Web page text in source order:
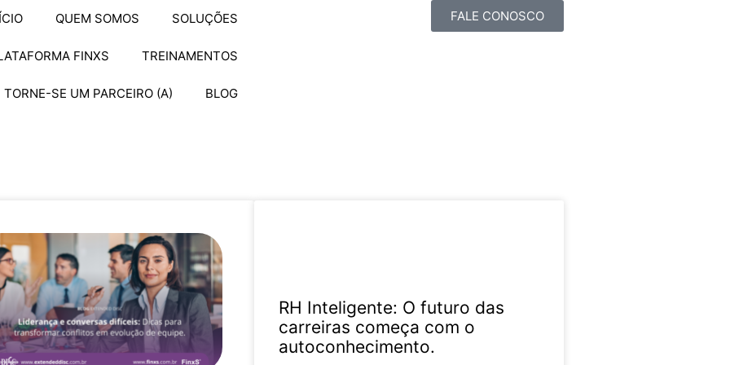
QUEM SOMOS SOLUÇÕES
FINXS TREINAMENTOS
TORNE-SE UM PARCEIRO (A) BLOG
FALE CONOSCO
RH Inteligente: O futuro das
carreiras começa com o
autoconhecimento.